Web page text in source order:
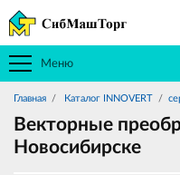
Меню
Главная Каталог INNOVERT
Векторные
Новосибирске